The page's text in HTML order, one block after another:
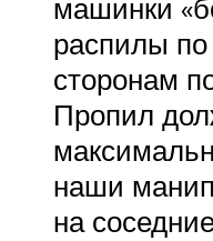
машинки
распилы
сторонам
Пропил
наши
на